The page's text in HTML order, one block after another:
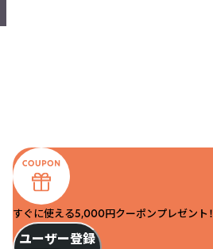
すぐに使える5,000円クーポンプレゼント！
ユーザー登録